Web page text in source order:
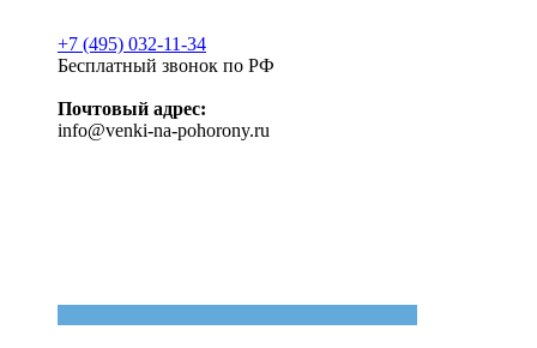
+7 (495) 032-11-34
Бесплатный звонок по РФ
Почтовый адрес:
info@venki-na-pohorony.ru